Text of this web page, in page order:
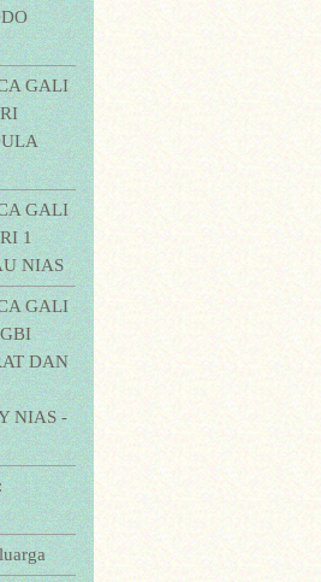
GALI
GALI
1
NIAS
GALI
DAN
NIAS -